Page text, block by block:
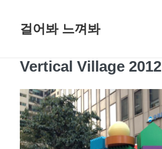
걸어봐 느껴봐
Vertical Village 2012